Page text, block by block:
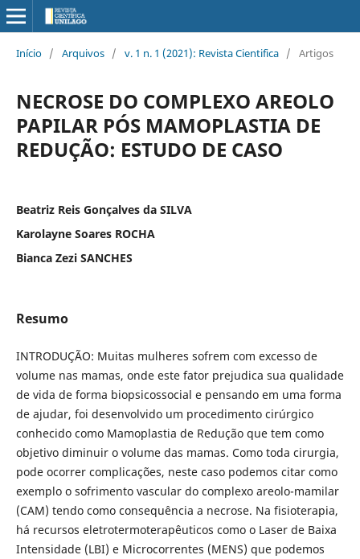
Início / Arquivos / v. 1 n. 1 (2021): Revista Cientifica / Artigos
NECROSE DO COMPLEXO AREOLO
PAPILAR PÓS MAMOPLASTIA DE
REDUÇÃO: ESTUDO DE CASO
Beatriz Reis Gonçalves da SILVA
Karolayne Soares ROCHA
Bianca Zezi SANCHES
Resumo
INTRODUÇÃO: Muitas mulheres sofrem com excesso de
volume nas mamas, onde este fator prejudica sua qualidade
de vida de forma biopsicossocial e pensando em uma forma
de ajudar, foi desenvolvido um procedimento cirúrgico
conhecido como Mamoplastia de Redução que tem como
objetivo diminuir o volume das mamas. Como toda cirurgia,
pode ocorrer complicações, neste caso podemos citar como
exemplo o sofrimento vascular do complexo areolo-mamilar
(CAM) tendo como consequência a necrose. Na fisioterapia,
há recursos eletrotermoterapêuticos como o Laser de Baixa
Intensidade (LBI) e Microcorrentes (MENS) que podemos